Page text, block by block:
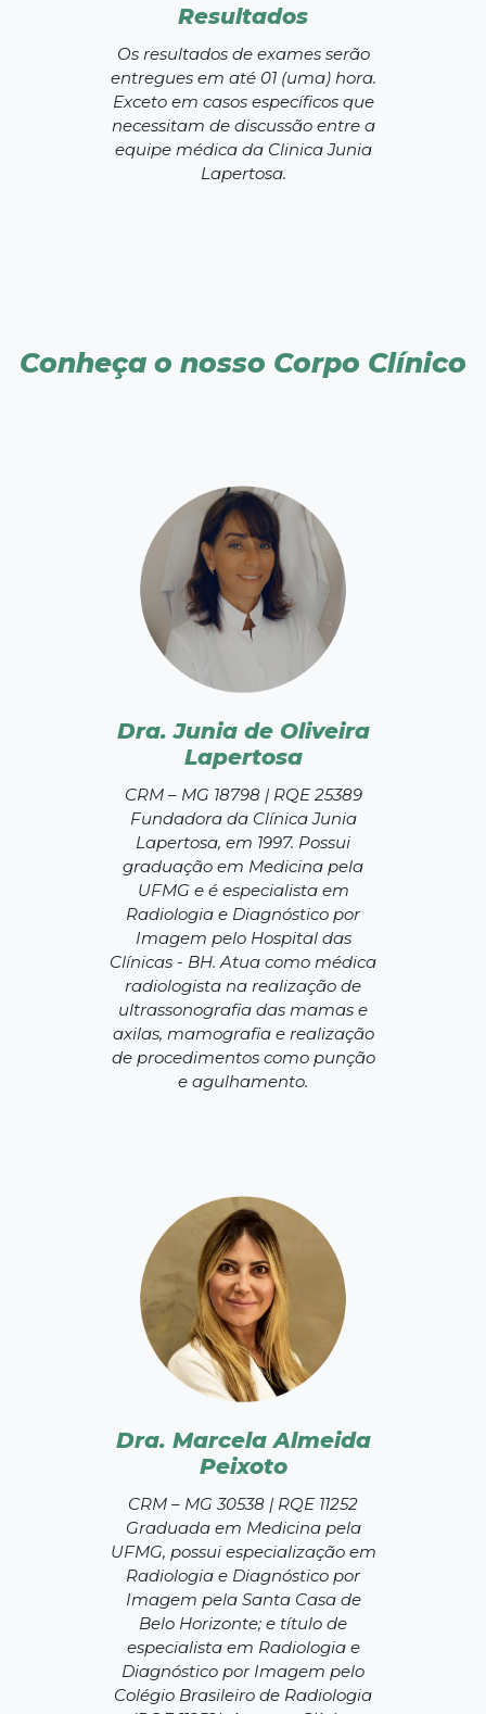
Resultados
Os resultados de exames serão
entregues em até 01 (uma) hora.
Exceto em casos específicos que
necessitam de discussão entre a
equipe médica da Clinica Junia
Lapertosa.
Conheça o nosso Corpo Clínico
Dra. Junia de Oliveira
Lapertosa
CRM – MG 18798 | RQE 25389
Fundadora da Clínica Junia
Lapertosa, em 1997. Possui
graduação em Medicina pela
UFMG e é especialista em
Radiologia e Diagnóstico por
Imagem pelo Hospital das
Clínicas - BH. Atua como médica
radiologista na realização de
ultrassonografia das mamas e
axilas, mamografia e realização
de procedimentos como punção
e agulhamento.
Dra. Marcela Almeida
Peixoto
CRM – MG 30538 | RQE 11252
Graduada em Medicina pela
UFMG, possui especialização em
Radiologia e Diagnóstico por
Imagem pela Santa Casa de
Belo Horizonte; e título de
especialista em Radiologia e
Diagnóstico por Imagem pelo
Colégio Brasileiro de Radiologia